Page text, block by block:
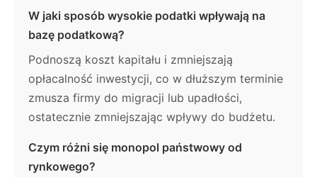
W jaki sposób wysokie podatki wpływają na
bazę podatkową?
Podnoszą koszt kapitału i zmniejszają
opłacalność inwestycji, co w dłuższym terminie
zmusza firmy do migracji lub upadłości,
ostatecznie zmniejszając wpływy do budżetu.
Czym różni się monopol państwowy od
rynkowego?